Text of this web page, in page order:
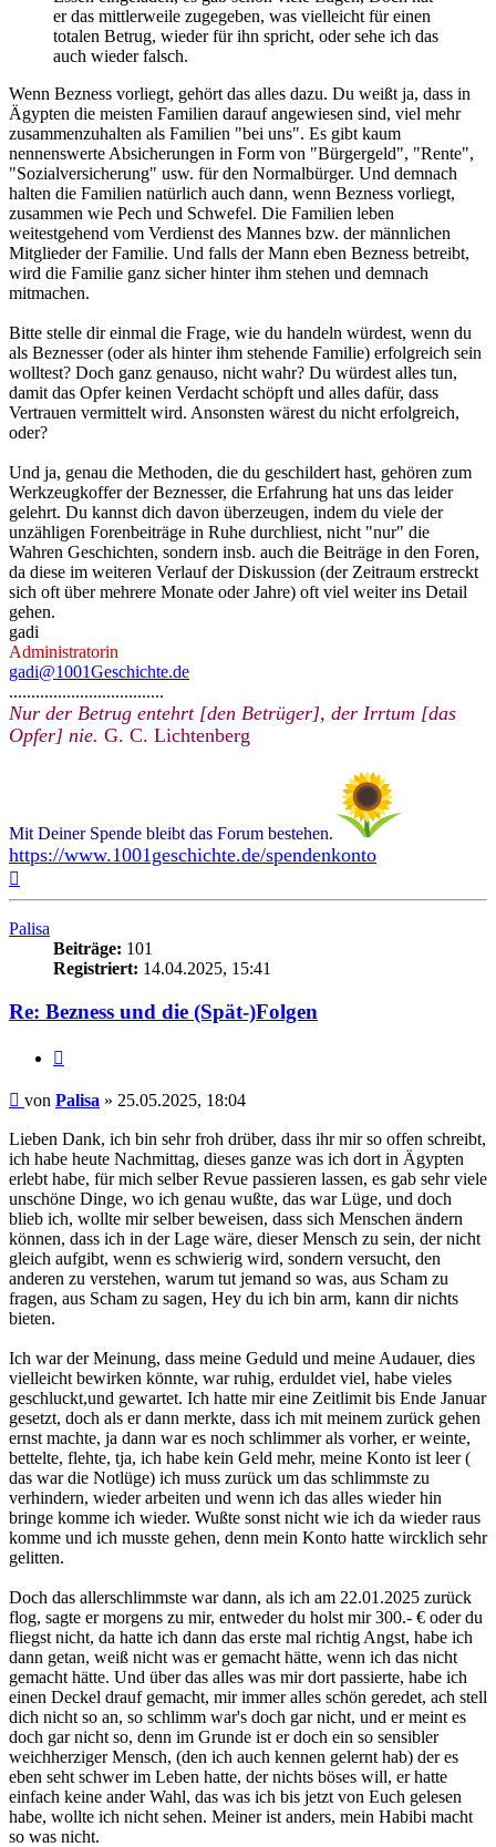
er das mittlerweile zugegeben, was vielleicht für einen
totalen Betrug, wieder für ihn spricht, oder sehe ich das
auch wieder falsch.
Wenn Bezness vorliegt, gehört das alles dazu. Du weißt ja, dass in
Ägypten die meisten Familien darauf angewiesen sind, viel mehr
zusammenzuhalten als Familien "bei uns". Es gibt kaum
nennenswerte Absicherungen in Form von "Bürgergeld", "Rente",
"Sozialversicherung" usw. für den Normalbürger. Und demnach
halten die Familien natürlich auch dann, wenn Bezness vorliegt,
zusammen wie Pech und Schwefel. Die Familien leben
weitestgehend vom Verdienst des Mannes bzw. der männlichen
Mitglieder der Familie. Und falls der Mann eben Bezness betreibt,
wird die Familie ganz sicher hinter ihm stehen und demnach
mitmachen.
Bitte stelle dir einmal die Frage, wie du handeln würdest, wenn du
als Beznesser (oder als hinter ihm stehende Familie) erfolgreich sein
wolltest? Doch ganz genauso, nicht wahr? Du würdest alles tun,
damit das Opfer keinen Verdacht schöpft und alles dafür, dass
Vertrauen vermittelt wird. Ansonsten wärest du nicht erfolgreich,
oder?
Und ja, genau die Methoden, die du geschildert hast, gehören zum
Werkzeugkoffer der Beznesser, die Erfahrung hat uns das leider
gelehrt. Du kannst dich davon überzeugen, indem du viele der
unzähligen Forenbeiträge in Ruhe durchliest, nicht "nur" die
Wahren Geschichten, sondern insb. auch die Beiträge in den Foren,
da diese im weiteren Verlauf der Diskussion (der Zeitraum erstreckt
sich oft über mehrere Monate oder Jahre) oft viel weiter ins Detail
gehen.
gadi
Administratorin
gadi@1001Geschichte.de
...................................
Nur der Betrug entehrt [den Betrüger], der Irrtum [das
Opfer] nie. G. C. Lichtenberg
Mit Deiner Spende bleibt das Forum bestehen.
https://www.1001geschichte.de/spendenkonto
Palisa
Beiträge: 101
Registriert: 14.04.2025, 15:41
Re: Bezness und die (Spät-)Folgen
Beitrag
von Palisa » 25.05.2025, 18:04
Lieben Dank, ich bin sehr froh drüber, dass ihr mir so offen schreibt,
ich habe heute Nachmittag, dieses ganze was ich dort in Ägypten
erlebt habe, für mich selber Revue passieren lassen, es gab sehr viele
unschöne Dinge, wo ich genau wußte, das war Lüge, und doch
blieb ich, wollte mir selber beweisen, dass sich Menschen ändern
können, dass ich in der Lage wäre, dieser Mensch zu sein, der nicht
gleich aufgibt, wenn es schwierig wird, sondern versucht, den
anderen zu verstehen, warum tut jemand so was, aus Scham zu
fragen, aus Scham zu sagen, Hey du ich bin arm, kann dir nichts
bieten.
Ich war der Meinung, dass meine Geduld und meine Audauer, dies
vielleicht bewirken könnte, war ruhig, erduldet viel, habe vieles
geschluckt,und gewartet. Ich hatte mir eine Zeitlimit bis Ende Januar
gesetzt, doch als er dann merkte, dass ich mit meinem zurück gehen
ernst machte, ja dann war es noch schlimmer als vorher, er weinte,
bettelte, flehte, tja, ich habe kein Geld mehr, meine Konto ist leer (
das war die Notlüge) ich muss zurück um das schlimmste zu
verhindern, wieder arbeiten und wenn ich das alles wieder hin
bringe komme ich wieder. Wußte sonst nicht wie ich da wieder raus
komme und ich musste gehen, denn mein Konto hatte wircklich sehr
gelitten.
Doch das allerschlimmste war dann, als ich am 22.01.2025 zurück
flog, sagte er morgens zu mir, entweder du holst mir 300.- € oder du
fliegst nicht, da hatte ich dann das erste mal richtig Angst, habe ich
dann getan, weiß nicht was er gemacht hätte, wenn ich das nicht
gemacht hätte. Und über das alles was mir dort passierte, habe ich
einen Deckel drauf gemacht, mir immer alles schön geredet, ach stell
dich nicht so an, so schlimm war's doch gar nicht, und er meint es
doch gar nicht so, denn im Grunde ist er doch ein so sensibler
weichherziger Mensch, (den ich auch kennen gelernt hab) der es
eben seht schwer im Leben hatte, der nichts böses will, er hatte
einfach keine ander Wahl, das was ich bis jetzt von Euch gelesen
habe, wollte ich nicht sehen. Meiner ist anders, mein Habibi macht
so was nicht.